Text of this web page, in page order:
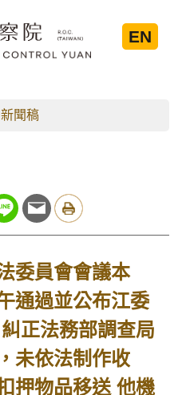
EN
新聞稿
員會會議本
通過並公布江委
正法務部調查局
未依法制作收
押物品移送 他機